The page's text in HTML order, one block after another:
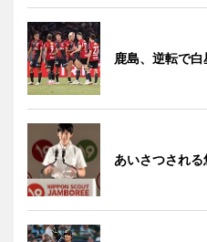
鹿島、逆転で
あいさつされる